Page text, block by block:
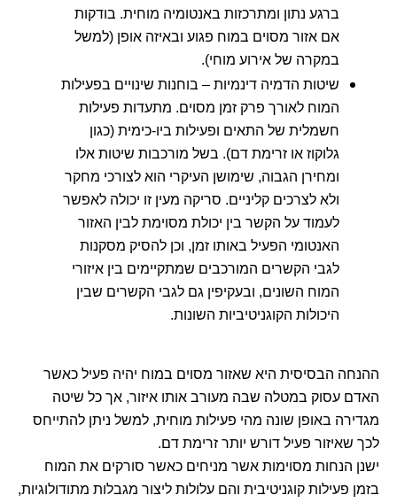
ברגע נתון ומתרכזות באנטומיה מוחית. בודקות
אם אזור מסוים במוח פגוע ובאיזה אופן (למשל
במקרה של אירוע מוחי).
שיטות הדמיה דינמיות – בוחנות שינויים בפעילות
המוח לאורך פרק זמן מסוים. מתעדות פעילות
חשמלית של התאים ופעילות ביו-כימית (כגון
גלוקוז או זרימת דם). בשל מורכבות שיטות אלו
ומחירן הגבוה, שימושן העיקרי הוא לצורכי מחקר
ולא לצרכים קליניים. סריקה מעין זו יכולה לאפשר
לעמוד על הקשר בין יכולת מסוימת לבין האזור
האנטומי הפעיל באותו זמן, וכן להסיק מסקנות
לגבי הקשרים המורכבים שמתקיימים בין איזורי
המוח השונים, ובעקיפין גם לגבי הקשרים שבין
היכולות הקוגניטיביות השונות.
ההנחה הבסיסית היא שאזור מסוים במוח יהיה פעיל כאשר
האדם עסוק במטלה שבה מעורב אותו איזור, אך כל שיטה
מגדירה באופן שונה מהי פעילות מוחית, למשל ניתן להתייחס
לכך שאיזור פעיל דורש יותר זרימת דם.
ישנן הנחות מסוימות אשר מניחים כאשר סורקים את המוח
בזמן פעילות קוגניטיבית והם עלולות ליצור מגבלות מתודולוגיות,